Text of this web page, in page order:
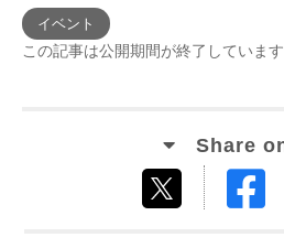
イベント
この記事は公開期間が終了しています